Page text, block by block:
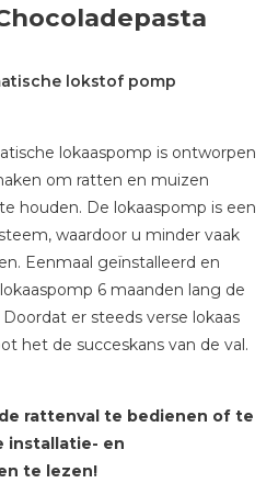
lokstof pomp
lokaaspomp is ontworpen
om ratten en muizen
houden. De lokaaspomp is een
waardoor u minder vaak
Eenmaal geïnstalleerd en
6 maanden lang de
Doordat er steeds verse lokaas
het de succeskans van de val.
de rattenval te bedienen of te
installatie- en
te lezen!